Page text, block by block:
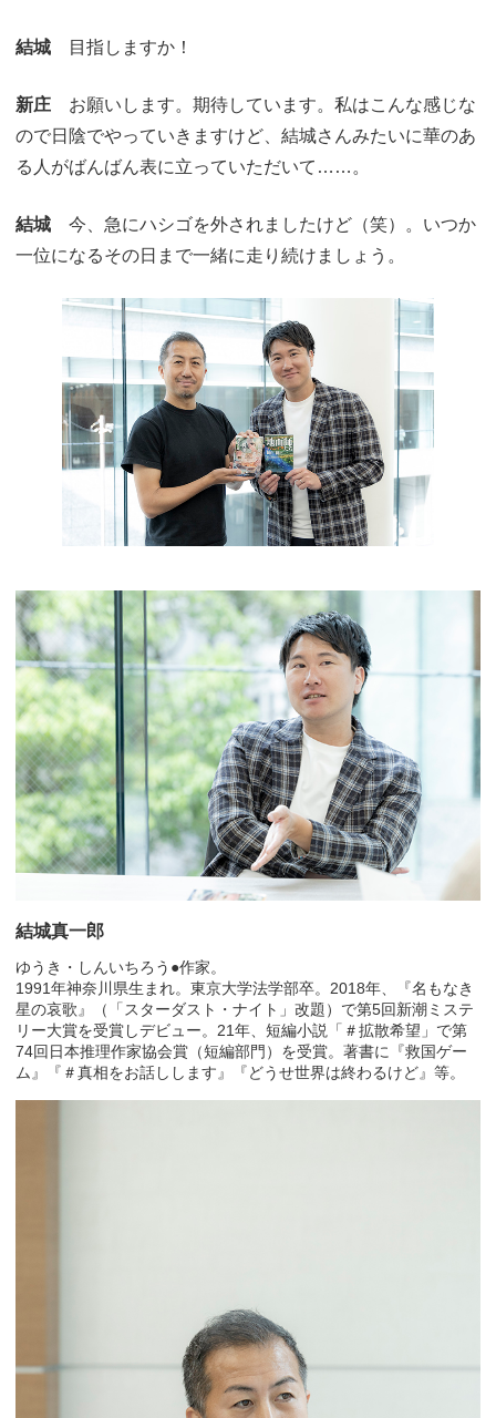
結城 目指しますか！
新庄 お願いします。期待しています。私はこんな感じな
ので日陰でやっていきますけど、結城さんみたいに華のあ
る人がばんばん表に立っていただいて……。
結城 今、急にハシゴを外されましたけど（笑）。いつか
一位になるその日まで一緒に走り続けましょう。
結城真一郎
ゆうき・しんいちろう●作家。
1991年神奈川県生まれ。東京大学法学部卒。2018年、『名もなき
星の哀歌』（「スターダスト・ナイト」改題）で第5回新潮ミステ
リー大賞を受賞しデビュー。21年、短編小説「＃拡散希望」で第
74回日本推理作家協会賞（短編部門）を受賞。著書に『救国ゲー
ム』『＃真相をお話しします』『どうせ世界は終わるけど』等。